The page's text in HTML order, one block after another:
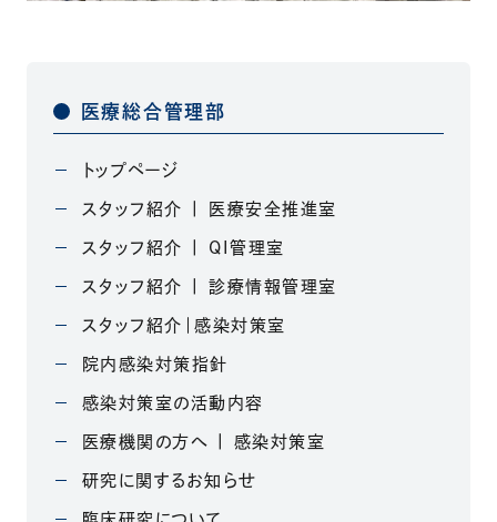
医療総合管理部
トップページ
スタッフ紹介 | 医療安全推進室
スタッフ紹介 | QI管理室
スタッフ紹介 | 診療情報管理室
スタッフ紹介｜感染対策室
院内感染対策指針
感染対策室の活動内容
医療機関の方へ | 感染対策室
研究に関するお知らせ